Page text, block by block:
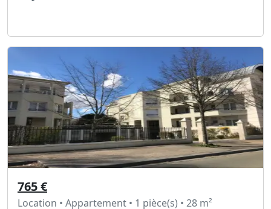
765 €
Location • Appartement • 1 pièce(s) • 28 m²